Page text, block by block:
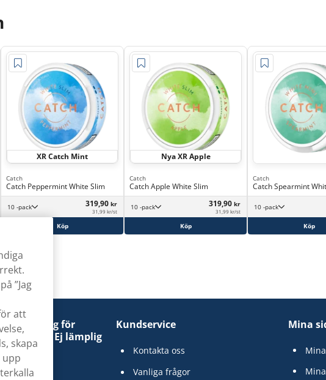
XR Catch Mint
Catch
Catch Peppermint White Slim
10 -pack 319,90 kr
31,99 kr/st
Köp
Nya XR Apple
Catch
Catch Apple White Slim
10 -pack 319,90 kr
31,99 kr/st
Köp
Catch
Catch Spearmint
10 -pack
Köp
skadlig för
Ej lämplig
Kundservice
Kontakta oss
Vanliga frågor
Mina
”Jag
att
skapa